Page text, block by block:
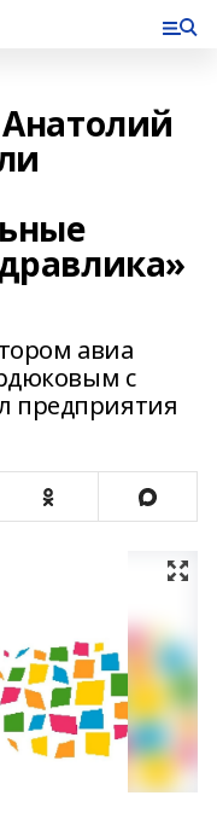
авиа
с
предприятия